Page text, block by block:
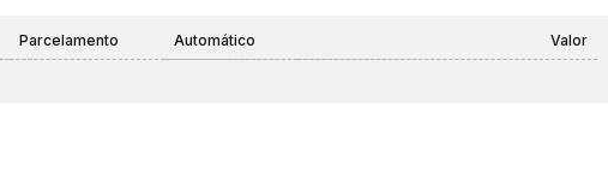
Parcelamento Automático Valor